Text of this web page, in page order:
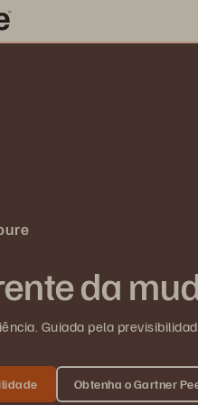
da
Guiada pela
Obtenha o Gartner